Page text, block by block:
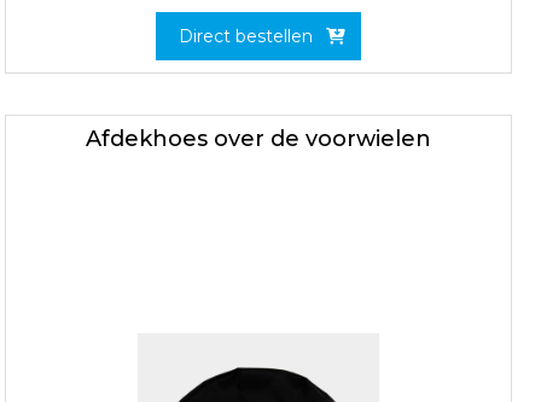
Direct bestellen
Afdekhoes over de voorwielen